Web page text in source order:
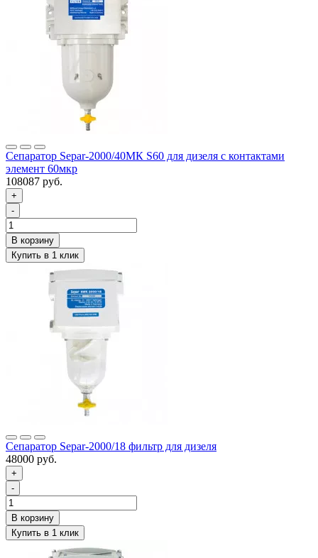
Сепаратор Separ-2000/40МК S60 для дизеля с контактами
элемент 60мкр
108087 руб.
+
-
Сепаратор Separ-2000/18 фильтр для дизеля
48000 руб.
+
-